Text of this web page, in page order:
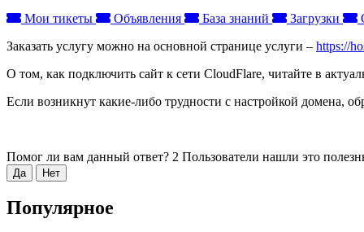
Мои тикеты Объявления База знаний Загрузки
Заказать услугу можно на основной странице услуги – https://
О том, как подключить сайт к сети CloudFlare, читайте в
Если возникнут какие-либо трудности с настройкой домена,
Помог ли вам данный ответ? 2 Пользователи нашли это
Да Нет
Популярное